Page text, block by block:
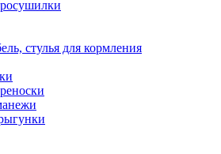
стулья для кормления